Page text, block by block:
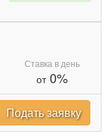
Ставка в день
от0%
Подать заявку